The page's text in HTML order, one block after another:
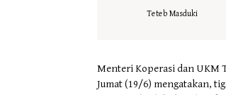
Teteb Masduki
Menteri Koperasi dan UKM
Jumat (19/6) mengatakan,